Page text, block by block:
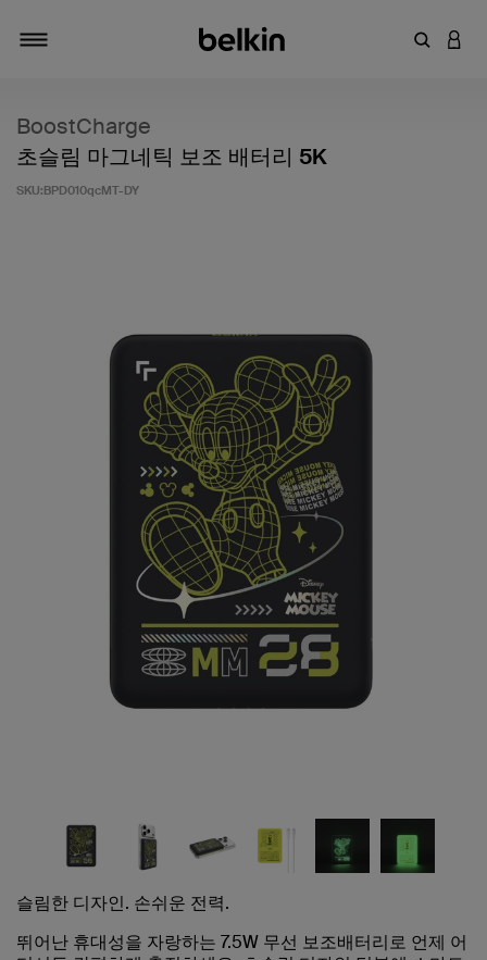
키워드
BoostCharge
초슬림 마그네틱 보조 배터리 5K
SKU:BPD010qcMT-DY
슬림한 디자인. 손쉬운 전력.
뛰어난 휴대성을 자랑하는 7.5W 무선 보조배터리로 언제 어